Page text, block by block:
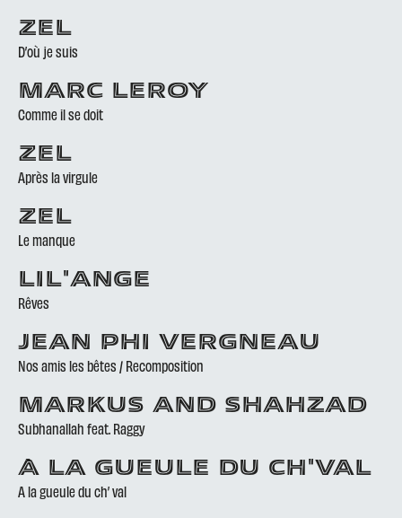
ZEL
D’où je suis
MARC LEROY
Comme il se doit
ZEL
Après la virgule
ZEL
Le manque
LIL'ANGE
Rêves
JEAN PHI VERGNEAU
Nos amis les bêtes / Recomposition
MARKUS AND SHAHZAD
Subhanallah feat. Raggy
À LA GUEULE DU CH'VAL
A la gueule du ch’ val